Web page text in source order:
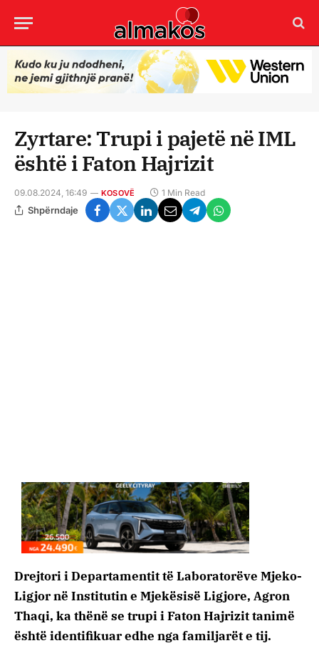
Zyrtare: Trupi i pajetë në IML
është i Faton Hajrizit
09.08.2024, 16:49 KOSOVË 1 Min Read
Shpërndaje
Drejtori i Departamentit të Laboratorëve Mjeko-
Ligjor në Institutin e Mjekësisë Ligjore, Agron
Thaqi, ka thënë se trupi i Faton Hajrizit tanimë
është identifikuar edhe nga familjarët e tij.